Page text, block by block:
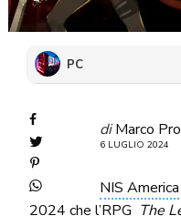
PC
di Marco
6 LUGLIO 2024
NIS America
2024 che l’RPG The